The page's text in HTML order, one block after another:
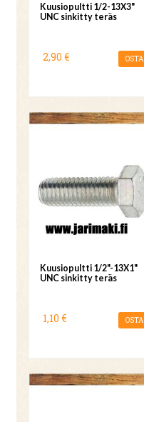
Kuusiopultti 1/2-13X3"
UNC sinkitty teräs
2,90 € OSTA
Kuusiopultti 1/2"-13X1"
UNC sinkitty teräs
1,10 € OSTA